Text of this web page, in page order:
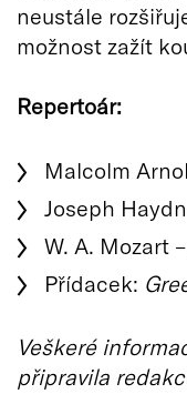
neustále
možnost zažít
Repertoár:
Malcolm
Joseph
W. A. Mozart –
Přídacek:
Veškeré
připravila